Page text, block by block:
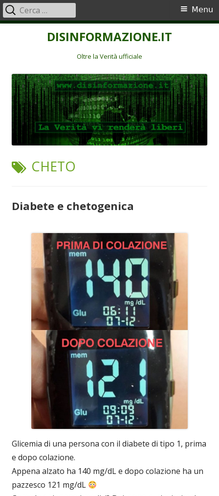
DISINFORMAZIONE.IT
Oltre la Verità ufficiale
Menu
principale
Menu
Ricerca
per:
TAG:
CHETO
Diabete e chetogenica
Glicemia di una persona con il diabete di tipo 1, prima
e dopo colazione.
Appena alzato ha 140 mg/dL e dopo colazione ha un
pazzesco 121 mg/dL